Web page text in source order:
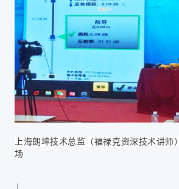
上海朗坤技术总监（福禄克资深技术讲师
场